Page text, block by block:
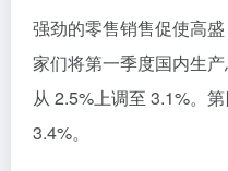
强劲的零售销售促使高
家们将第一季度国内生
从 2.5%上调至 3.1%。
3.4%。